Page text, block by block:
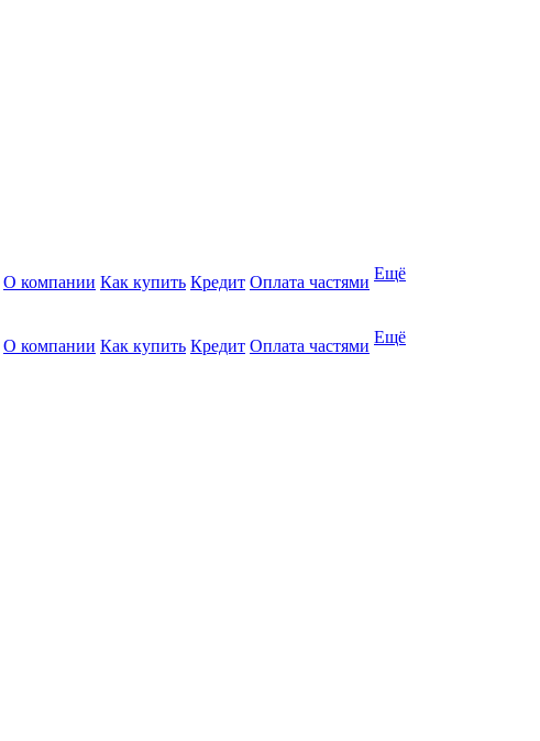
О компании Как купить Кредит Оплата частями Ещё
О компании Как купить Кредит Оплата частями Ещё